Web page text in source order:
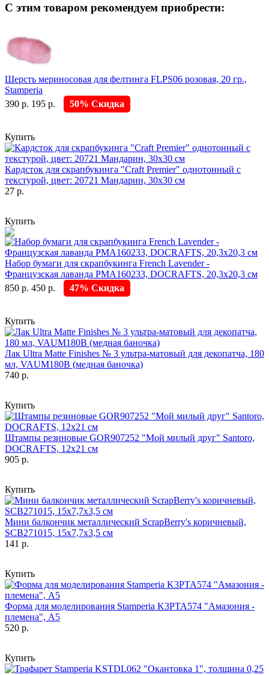
С этим товаром рекомендуем приобрести:
Шерсть мериносовая для фелтинга FLPS06 розовая, 20 гр.,
Stamperia
390 р. 195 р. 50% Скидка
Купить
Кардсток для скрапбукинга "Craft Premier" однотонный с
текстурой, цвет: 20721 Мандарин, 30х30 см
27 р.
Купить
Набор бумаги для скрапбукинга French Lavender -
Французская лаванда PMA160233, DOCRAFTS, 20,3х20,3 см
850 р. 450 р. 47% Скидка
Купить
Лак Ultra Matte Finishes № 3 ультра-матовый для декопатча, 180
мл, VAUM180B (медная баночка)
740 р.
Купить
Штампы резиновые GOR907252 "Мой милый друг" Santoro,
DOCRAFTS, 12х21 см
905 р.
Купить
Мини балкончик металлический ScrapBerry's коричневый,
SCB271015, 15х7,7х3,5 см
141 р.
Купить
Форма для моделирования Stamperia K3PTA574 "Амазония -
племена", А5
520 р.
Купить